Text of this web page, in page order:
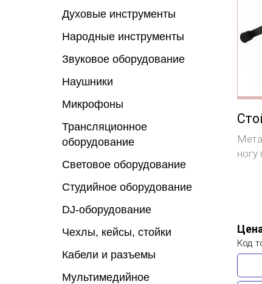
Духовые инструменты
Народные инструменты
Звуковое оборудование
Наушники
Микрофоны
Трансляционное
оборудование
Световое оборудование
Студийное оборудование
DJ-оборудование
Чехлы, кейсы, стойки
Кабели и разъемы
Мультимедийное
ногу
Код